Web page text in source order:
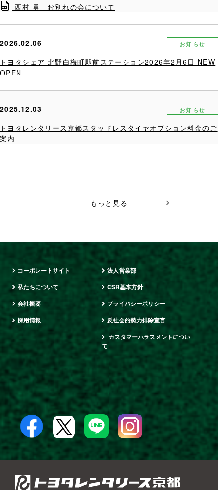
西村 勇 お別れの会について
2026.02.06 お知らせ
トヨタシェア 北野白梅町駅前ステーション2026年2月6日 NEW
OPEN
2025.12.03 お知らせ
トヨタレンタリース京都スタッドレスタイヤオプション料金のご
案内
もっと見る
コーポレートサイト
私たちについて
会社概要
採用情報
法人営業部
CSR基本方針
プライバシーポリシー
反社会的勢力排除宣言
カスタマーハラスメントについ
て